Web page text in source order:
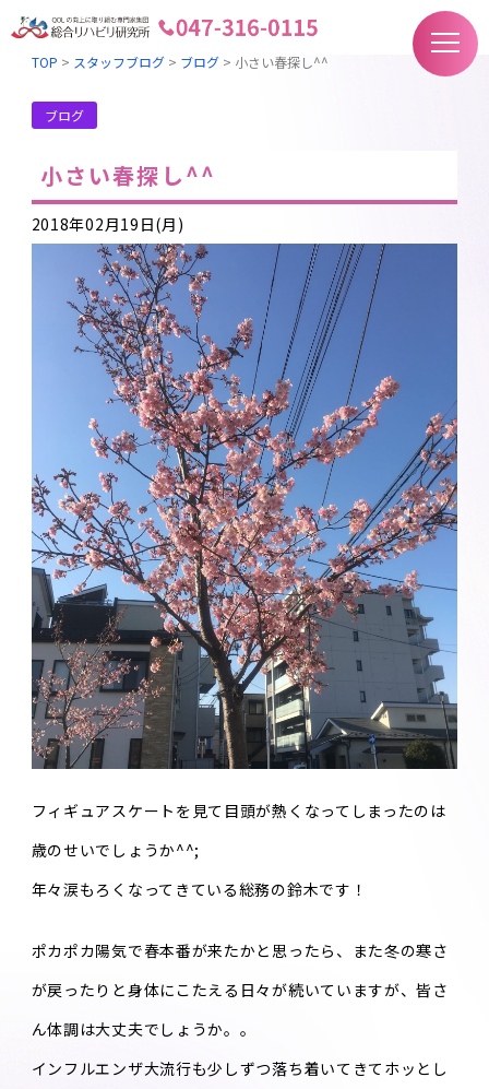
TOP > スタッフブログ> ブログ> 小さい春探し^^
ブログ
小さい春探し^^
2018年02月19日(月)
フィギュアスケートを見て目頭が熱くなってしまったのは
歳のせいでしょうか^^;
年々涙もろくなってきている総務の鈴木です！
ポカポカ陽気で春本番が来たかと思ったら、また冬の寒さ
が戻ったりと身体にこたえる日々が続いていますが、皆さ
ん体調は大丈夫でしょうか。。
インフルエンザ大流行も少しずつ落ち着いてきてホッとし